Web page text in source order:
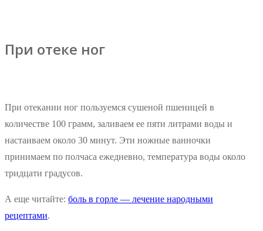
При отеке ног
При отекании ног пользуемся сушеной пшеницей в
количестве 100 грамм, заливаем ее пяти литрами воды и
настаиваем около 30 минут. Эти ножные ванночки
принимаем по полчаса ежедневно, температура воды около
тридцати градусов.
А еще читайте: боль в горле — лечение народными
рецептами.